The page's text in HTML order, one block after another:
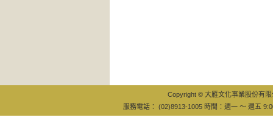
Copyright © 大雁文化事業股份有
服務電話： (02)8913-1005 時間：週一 ～ 週五